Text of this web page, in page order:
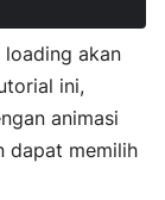
loading akan
ini,
animasi
dapat memilih